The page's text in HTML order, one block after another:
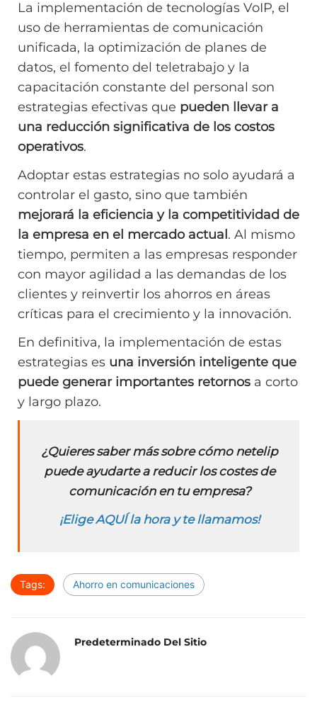
La implementación de tecnologías VoIP, el
uso de herramientas de comunicación
unificada, la optimización de planes de
datos, el fomento del teletrabajo y la
capacitación constante del personal son
estrategias efectivas que pueden llevar a
una reducción significativa de los costos
operativos.
Adoptar estas estrategias no solo ayudará a
controlar el gasto, sino que también
mejorará la eficiencia y la competitividad de
la empresa en el mercado actual . Al mismo
tiempo, permiten a las empresas responder
con mayor agilidad a las demandas de los
clientes y reinvertir los ahorros en áreas
críticas para el crecimiento y la innovación.
En definitiva, la implementación de estas
estrategias es una inversión inteligente que
puede generar importantes retornos a corto
y largo plazo.
¿Quieres saber más sobre cómo netelip
puede ayudarte a reducir los costes de
comunicación en tu empresa?
¡Elige AQUÍ la hora y te llamamos!
Tags: Ahorro en comunicaciones
Predeterminado Del Sitio